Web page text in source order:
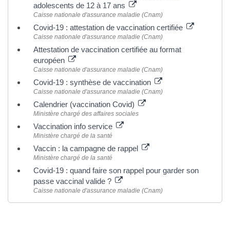
adolescents de 12 à 17 ans
Caisse nationale d'assurance maladie (Cnam)
Covid-19 : attestation de vaccination certifiée
Caisse nationale d'assurance maladie (Cnam)
Attestation de vaccination certifiée au format
européen
Caisse nationale d'assurance maladie (Cnam)
Covid-19 : synthèse de vaccination
Caisse nationale d'assurance maladie (Cnam)
Calendrier (vaccination Covid)
Ministère chargé des affaires sociales
Vaccination info service
Ministère chargé de la santé
Vaccin : la campagne de rappel
Ministère chargé de la santé
Covid-19 : quand faire son rappel pour garder son
passe vaccinal valide ?
Caisse nationale d'assurance maladie (Cnam)